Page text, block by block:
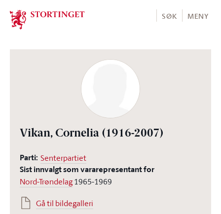
Stortinget.no
SØK MENY
Vikan, Cornelia (1916-2007)
Parti: Senterpartiet
Sist innvalgt som vararepresentant for
Nord-Trøndelag1965-1969
Gå til bildegalleri